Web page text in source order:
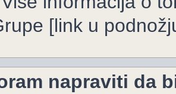
[link u
napraviti da